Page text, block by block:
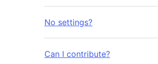
No settings?
Can I contribute?